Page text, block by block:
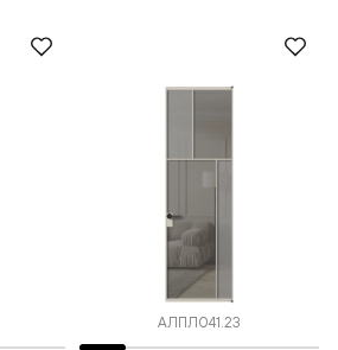
АЛПЛ041.23